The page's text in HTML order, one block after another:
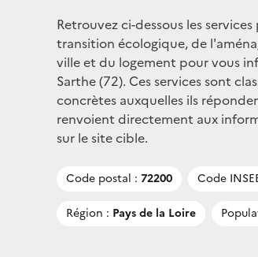
Retrouvez ci-dessous les
transition écologique, de
ville et du logement pour vous
Sarthe (72). Ces services sont
concrètes auxquelles ils
renvoient directement aux
sur le site cible.
Code postal : 72200 Code
Région : Pays de la Loire